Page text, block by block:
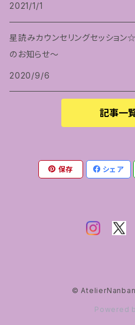
2021/1/1
星読みカウンセリングセッション
のお知らせ〜
2020/9/6
記事一
保存 シェア
©
Powered